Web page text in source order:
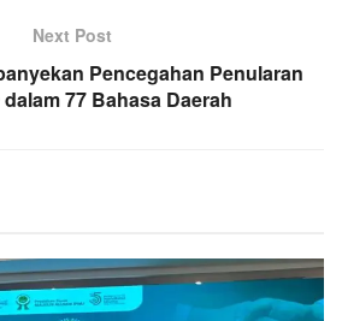
Next Post
Pencegahan Penularan
dalam 77 Bahasa Daerah